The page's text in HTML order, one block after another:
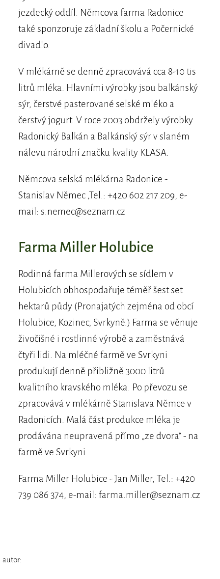
jezdecký oddíl. Němcova farma Radonice
také sponzoruje základní školu a Počernické
divadlo.
V mlékárně se denně zpracovává cca 8-10 tis
litrů mléka. Hlavními výrobky jsou balkánský
sýr, čerstvé pasterované selské mléko a
čerstvý jogurt. V roce 2003 obdržely výrobky
Radonický Balkán a Balkánský sýr v slaném
nálevu národní značku kvality KLASA.
Němcova selská mlékárna Radonice -
Stanislav Němec ,Tel.: +420 602 217 209, e-
mail: s.nemec@seznam.cz
Farma Miller Holubice
Rodinná farma Millerových se sídlem v
Holubicích obhospodařuje téměř šest set
hektarů půdy (Pronajatých zejména od obcí
Holubice, Kozinec, Svrkyně.) Farma se věnuje
živočišné i rostlinné výrobě a zaměstnává
čtyři lidi. Na mléčné farmě ve Svrkyni
produkují denně přibližně 3000 litrů
kvalitního kravského mléka. Po převozu se
zpracovává v mlékárně Stanislava Němce v
Radonicích. Malá část produkce mléka je
prodávána neupravená přímo „ze dvora“ - na
farmě ve Svrkyni.
Farma Miller Holubice - Jan Miller, Tel.: +420
739 086 374, e-mail: farma.miller@seznam.cz
autor: